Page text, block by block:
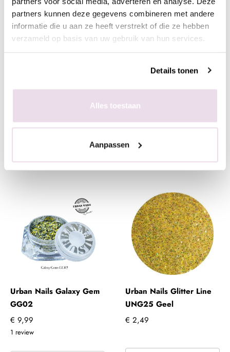
partners kunnen deze gegevens combineren met andere
informatie die u aan ze heeft verstrekt of die ze hebben
verzameld op basis van uw gebruik van hun services.
Details tonen
Alles toestaan
Aanpassen
Shape DS27
(€ 3,57 incl. btw)
Shape DS45
€ 2,95
(€ 3,57 incl. btw)
Urban Nails Galaxy Gem
GG02
€ 9,99
1 review
Urban Nails Glitter Line
UNG25 Geel
€ 2,49